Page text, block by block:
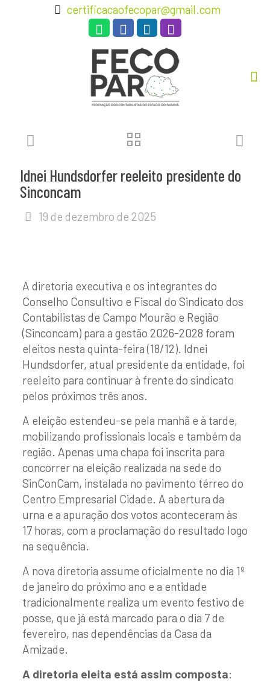
certificacaofecopar@gmail.com
Idnei Hundsdorfer reeleito presidente do
Sinconcam
19 de dezembro de 2025
A diretoria executiva e os integrantes do
Conselho Consultivo e Fiscal do Sindicato dos
Contabilistas de Campo Mourão e Região
(Sinconcam) para a gestão 2026-2028 foram
eleitos nesta quinta-feira (18/12). Idnei
Hundsdorfer, atual presidente da entidade, foi
reeleito para continuar à frente do sindicato
pelos próximos três anos.
A eleição estendeu-se pela manhã e à tarde,
mobilizando profissionais locais e também da
região. Apenas uma chapa foi inscrita para
concorrer na eleição realizada na sede do
SinConCam, instalada no pavimento térreo do
Centro Empresarial Cidade. A abertura da
urna e a apuração dos votos aconteceram às
17 horas, com a proclamação do resultado logo
na sequência.
A nova diretoria assume oficialmente no dia 1º
de janeiro do próximo ano e a entidade
tradicionalmente realiza um evento festivo de
posse, que já está marcado para o dia 7 de
fevereiro, nas dependências da Casa da
Amizade.
A diretoria eleita está assim composta: